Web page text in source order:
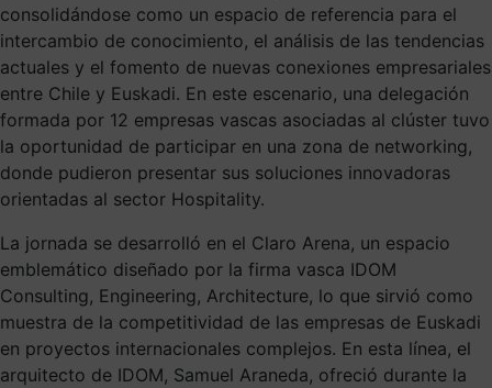
consolidándose como un espacio de referencia para el
intercambio de conocimiento, el análisis de las tendencias
actuales y el fomento de nuevas conexiones empresariales
entre Chile y Euskadi. En este escenario, una delegación
formada por 12 empresas vascas asociadas al clúster tuvo
la oportunidad de participar en una zona de networking,
donde pudieron presentar sus soluciones innovadoras
orientadas al sector Hospitality.
La jornada se desarrolló en el Claro Arena, un espacio
emblemático diseñado por la firma vasca IDOM
Consulting, Engineering, Architecture, lo que sirvió como
muestra de la competitividad de las empresas de Euskadi
en proyectos internacionales complejos. En esta línea, el
arquitecto de IDOM, Samuel Araneda, ofreció durante la